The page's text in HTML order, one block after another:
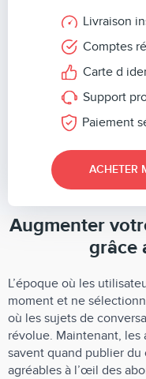
Livraison
Comptes
Carte d
Support
Paiement
ACHETER
Augmenter
grâce
L’époque où les
moment et ne
où les sujets de
révolue. Maintenant, les
savent quand publier
agréables à l’œil des